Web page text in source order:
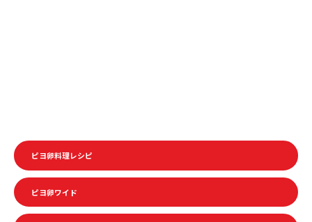
ピヨ卵料理レシピ
ピヨ卵ワイド